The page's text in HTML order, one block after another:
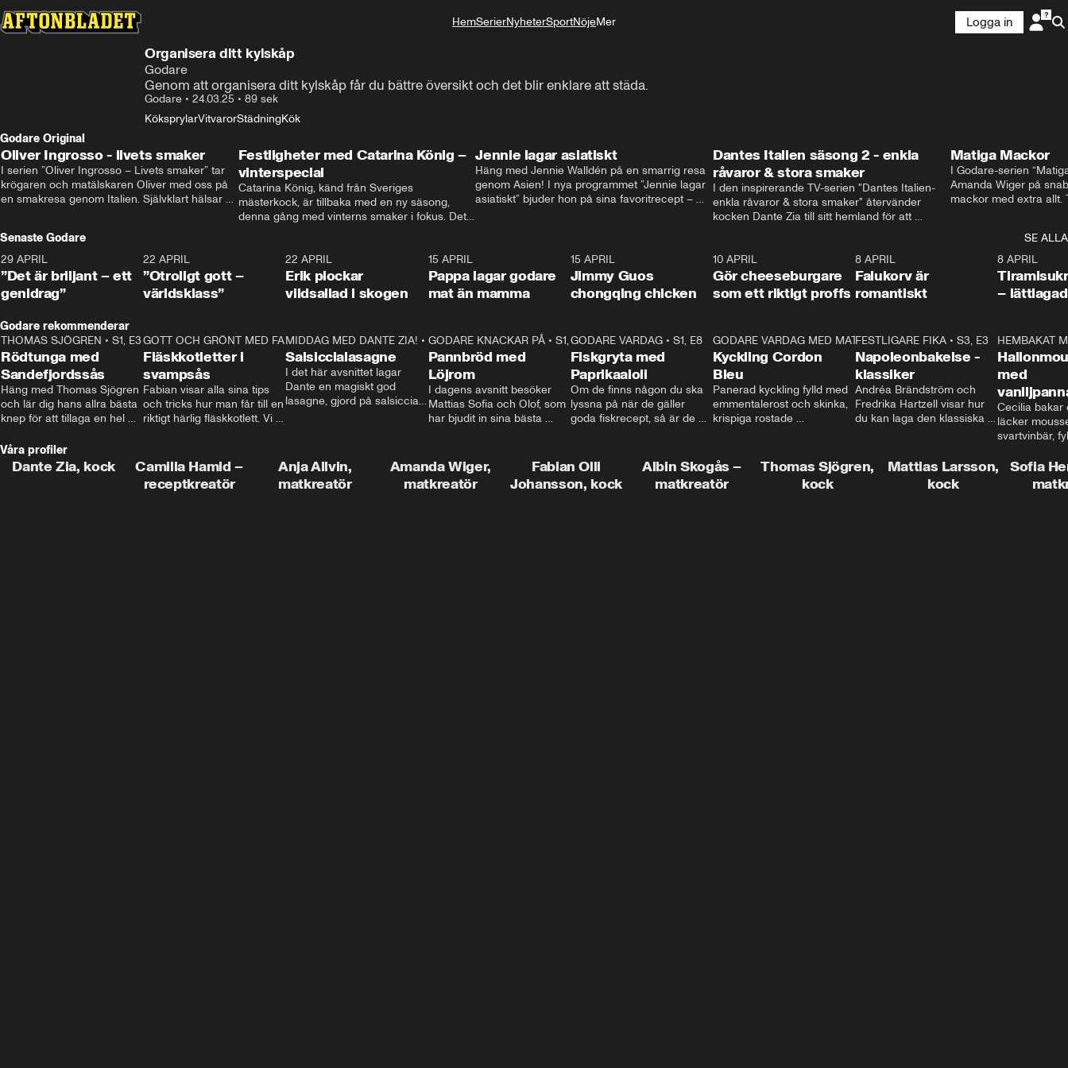
HemSerierNyheterSportNöjeMer
Logga in
Organisera ditt kylskåp
Godare
Genom att organisera ditt kylskåp får du bättre översikt och det blir enklare att städa.
Godare • 24.03.25 • 89 sek
KöksprylarVitvarorStädningKök
Godare Original
Oliver Ingrosso - livets smaker
I serien ”Oliver Ingrosso – Livets smaker” tar
krögaren och matälskaren Oliver med oss på
en smakresa genom Italien. Självklart hälsar
Festligheter med Catarina König –
vinterspecial
Catarina König, känd från Sveriges
mästerkock, är tillbaka med en ny säsong,
denna gång med vinterns smaker i fokus. Det
Jennie lagar asiatiskt
Häng med Jennie Walldén på en smarrig resa
genom Asien! I nya programmet ”Jennie lagar
asiatiskt” bjuder hon på sina favoritrecept –
Dantes Italien säsong 2 - enkla
råvaror & stora smaker
I den inspirerande TV-serien "Dantes Italien-
enkla råvaror & stora smaker" återvänder
kocken Dante Zia till sitt hemland för att
Dante regionen Emilia-Romagna och staden
Parma, där han upptäcker den genuina
matfilosofin Cucina Povera.
Matiga Mackor
I Godare-serien
Amanda Wiger på
mackor med extra allt.
italiensk variant med
festliga snittar som
Senaste Godare
SE ALLA
0:50
29 APRIL
”Det är briljant – ett
genidrag”
1:00
22 APRIL
”Otroligt gott –
världsklass”
22 APRIL
Erik plockar
vildsallad i skogen
15 APRIL
Pappa lagar godare
mat än mamma
15 APRIL
Jimmy Guos
chongqing chicken
2:04
10 APRIL
Gör cheeseburgare
som ett riktigt proffs
0:43
8 APRIL
Falukorv är
romantiskt
8 APRIL
–
Godare rekommenderar
13:56
THOMAS SJÖGREN • S1, E3
Rödtunga med
Sandefjordssås
Häng med Thomas Sjögren
och lär dig hans allra bästa
knep för att tillaga en hel
helstekt rödtunga med
sandefjordssås och en
magisk sallad på pepparrot
12:17
GOTT OCH GRÖNT MED FABBE•S2, E2
Fläskkotletter i
svampsås
Fabian visar alla sina tips
och tricks hur man får till en
riktigt härlig fläskkotlett. Vi
Fredrik som lämnat stan
och sadlat om till grisbonde
på Gotland.
16:10
MIDDAG MED DANTE ZIA! •S1, E1
Salsiccialasagne
I det här avsnittet lagar
Dante en magiskt god
lasagne, gjord på salsiccia
26:05
GODARE KNACKAR PÅ• S1, E3
Pannbröd med
Löjrom
I dagens avsnitt besöker
Mattias Sofia och Olof, som
har bjudit in sina bästa
visar hur man skapar en
riktig restaurangupplevelse
hemma, dom där extra
9:22
GODARE VARDAG• S1, E8
Fiskgryta med
Paprikaaioli
Om de finns någon du ska
lyssna på när de gäller
goda fiskrecept, så är de
livets fiskgryta. Den perfekta
vardagsmatsfavoriten som
funkar lika bra alla dagar i
11:35
GODARE VARDAG MED MATTIAS LARSSON•S1, E6
Kyckling Cordon
Bleu
Panerad kyckling fylld med
emmentalerost och skinka,
krispiga rostade
brynt smör och ärtor... Låter
det inte som en given succé
på middagsbordet i veckan?
13:18
FESTLIGARE FIKA •S3, E3
Napoleonbakelse -
klassiker
Andréa Brändström och
Fredrika Hartzell visar hur
du kan laga den klassiska
som imponerar vid varje
tillfälle!
HEMBAKAT
med
Cecilia bakar
läcker
svartvinbär,
som vilar
smulbotten.
allting med
Våra profiler
Dante Zia, kock
Camilla Hamid –
receptkreatör
Anja Allvin,
matkreatör
Amanda Wiger,
matkreatör
Fabian Olli
Johansson, kock
Albin Skogås –
matkreatör
Thomas Sjögren,
kock
Mattias Larsson,
kock
Sofia